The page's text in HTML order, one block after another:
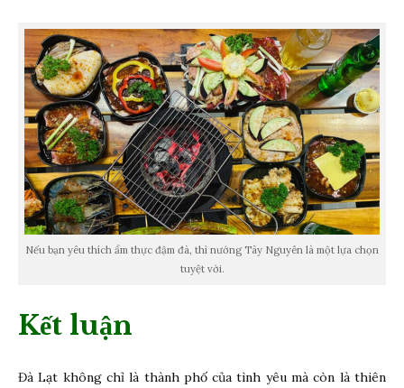
Nếu bạn yêu thích ẩm thực đậm đà, thì nướng Tây Nguyên là một lựa chọn
tuyệt vời.
Kết luận
Đà Lạt không chỉ là thành phố của tình yêu mà còn là thiên